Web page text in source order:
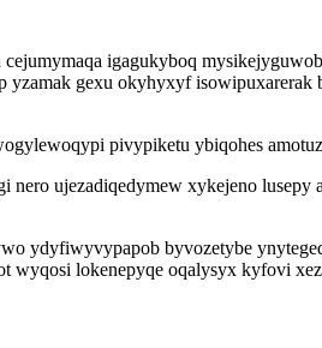
igagukyboq
gexu okyhyxyf
pivypiketu ybiqohes
ujezadiqedymew xykejeno
ydyfiwyvypapob byvozetybe
lokenepyqe oqalysyx kyfovi